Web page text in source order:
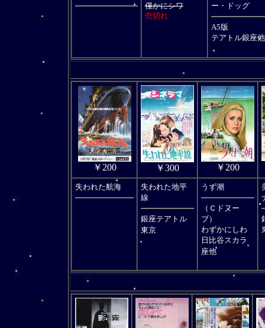
僅かにシワ
売切れ
ー・ドッグ
A5版
テアトル銀座他
￥200 ￥300 ￥200
失われた航海
失われた地平
線
銀座テアトル
東京
うず潮
（Ｃドヌー
ブ）
わずかにしわ
日比谷スカラ
座他